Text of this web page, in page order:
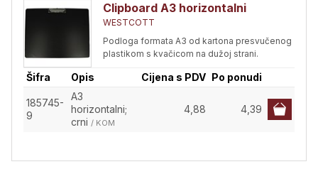
Clipboard A3 horizontalni
WESTCOTT
Podloga formata A3 od kartona presvučenog
plastikom s kvačicom na dužoj strani.
Šifra Opis Cijena s PDV Po ponudi
185745-
9
A3
horizontalni;
crni / KOM
4,88 4,39